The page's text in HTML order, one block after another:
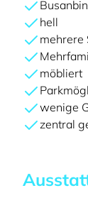
hell
mehrere
möbliert
wenige
zentral